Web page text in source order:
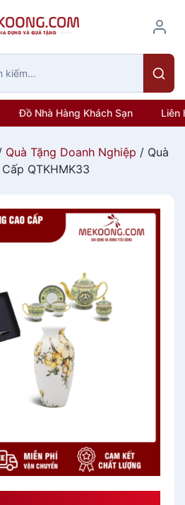
Đồ Nhà Hàng Khách Sạn Liên
Quà Tặng Doanh Nghiệp / Quà
QTKHMK33